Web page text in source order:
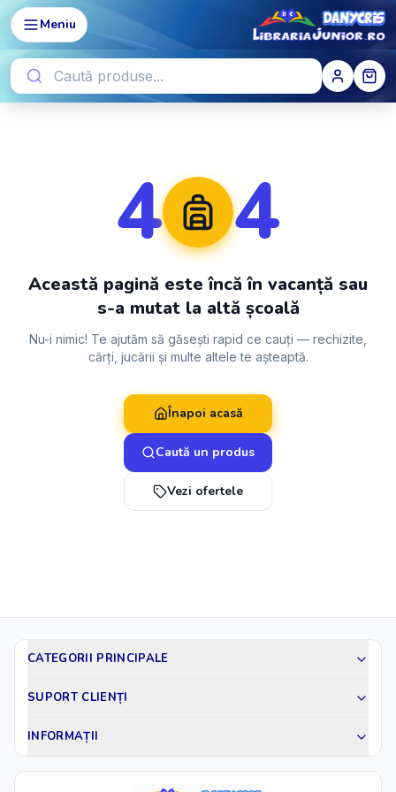
Meniu
4 4
Această pagină este încă în vacanță sau
s-a mutat la altă școală
Nu-i nimic! Te ajutăm să găsești rapid ce cauți — rechizite,
cărți, jucării și multe altele te așteaptă.
Înapoi acasă
Caută un produs
Vezi ofertele
CATEGORII PRINCIPALE
SUPORT CLIENȚI
INFORMAȚII